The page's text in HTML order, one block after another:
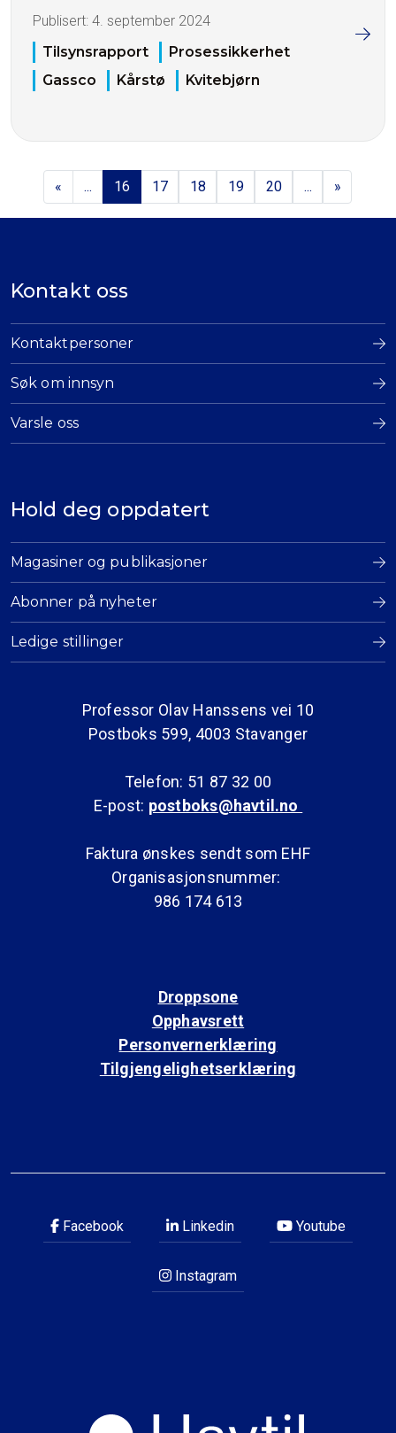
Publisert: 4. september 2024
Tilsynsrapport
Prosessikkerhet
Gassco
Kårstø Kvitebjørn
« ... 16 17 18 19 20 ... »
Kontakt oss
Kontaktpersoner
Søk om innsyn
Varsle oss
Hold deg oppdatert
Magasiner og publikasjoner
Abonner på nyheter
Ledige stillinger
Professor Olav Hanssens vei 10
Postboks 599, 4003 Stavanger
Telefon: 51 87 32 00
E-post: postboks@havtil.no
Faktura ønskes sendt som EHF
Organisasjonsnummer:
986 174 613
Droppsone
Opphavsrett
Personvernerklæring
Tilgjengelighetserklæring
Facebook Linkedin Youtube
Instagram